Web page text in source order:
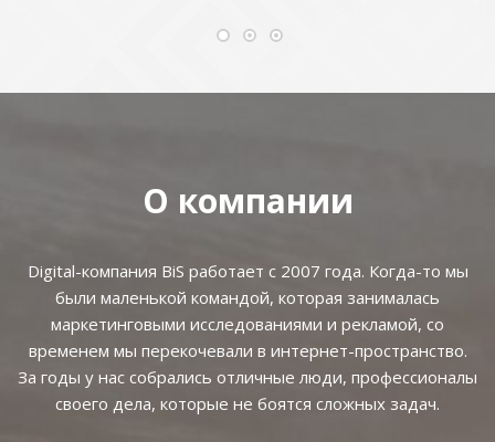
О компании
Digital-компания BiS работает с 2007 года. Когда-то мы
были маленькой командой, которая занималась
маркетинговыми исследованиями и рекламой, со
временем мы перекочевали в интернет-пространство.
За годы у нас собрались отличные люди, профессионалы
своего дела, которые не боятся сложных задач.